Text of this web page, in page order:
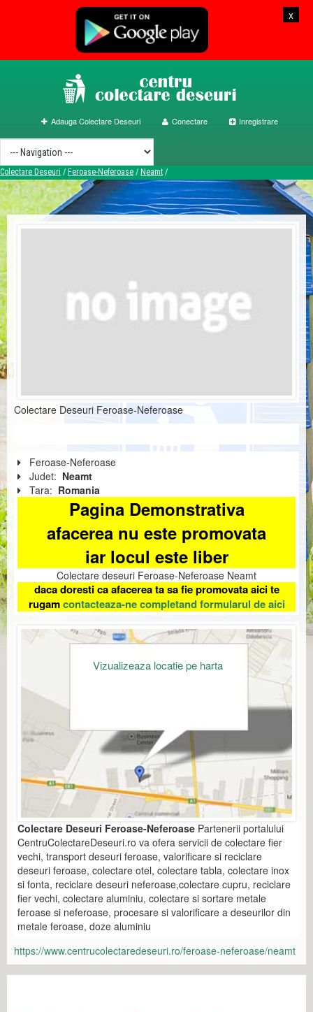
x
Adauga Colectare Deseuri Conectare Inregistrare
Colectare Deseuri / Feroase-Neferoase / Neamt /
Colectare Deseuri Feroase-Neferoase
Feroase-Neferoase
Judet: Neamt
Tara: Romania
Pagina Demonstrativa
afacerea nu este promovata
iar locul este liber
Colectare deseuri Feroase-Neferoase Neamt
daca doresti ca afacerea ta sa fie promovata aici te
rugamcontacteaza-ne completand formularul de aici
Vizualizeaza locatie pe harta
Colectare Deseuri Feroase-Neferoase Partenerii portalului
CentruColectareDeseuri.ro va ofera servicii de colectare fier
vechi, transport deseuri feroase, valorificare si reciclare
deseuri feroase, colectare otel, colectare tabla, colectare inox
si fonta, reciclare deseuri neferoase,colectare cupru, reciclare
fier vechi, colectare aluminiu, colectare si sortare metale
feroase si neferoase, procesare si valorificare a deseurilor din
metale feroase, doze aluminiu
https://www.centrucolectaredeseuri.ro/feroase-neferoase/neamt